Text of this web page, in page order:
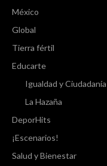
México
Global
Tierra fértil
Educarte
Igualdad y Ciudadanía
La Hazaña
DeporHits
¡Escenarios!
Salud y Bienestar